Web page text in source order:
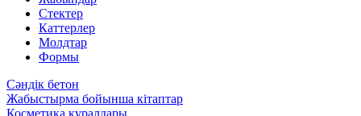
Стектер
Каттерлер
Молдтар
Формы
Сәндік бетон
Жабыстырма бойынша кітаптар
Косметика құралдары